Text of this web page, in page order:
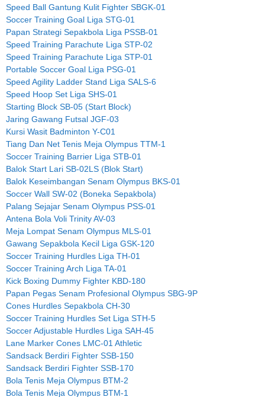
Speed Ball Gantung Kulit Fighter SBGK-01
Soccer Training Goal Liga STG-01
Papan Strategi Sepakbola Liga PSSB-01
Speed Training Parachute Liga STP-02
Speed Training Parachute Liga STP-01
Portable Soccer Goal Liga PSG-01
Speed Agility Ladder Stand Liga SALS-6
Speed Hoop Set Liga SHS-01
Starting Block SB-05 (Start Block)
Jaring Gawang Futsal JGF-03
Kursi Wasit Badminton Y-C01
Tiang Dan Net Tenis Meja Olympus TTM-1
Soccer Training Barrier Liga STB-01
Balok Start Lari SB-02LS (Blok Start)
Balok Keseimbangan Senam Olympus BKS-01
Soccer Wall SW-02 (Boneka Sepakbola)
Palang Sejajar Senam Olympus PSS-01
Antena Bola Voli Trinity AV-03
Meja Lompat Senam Olympus MLS-01
Gawang Sepakbola Kecil Liga GSK-120
Soccer Training Hurdles Liga TH-01
Soccer Training Arch Liga TA-01
Kick Boxing Dummy Fighter KBD-180
Papan Pegas Senam Profesional Olympus SBG-9P
Cones Hurdles Sepakbola CH-30
Soccer Training Hurdles Set Liga STH-5
Soccer Adjustable Hurdles Liga SAH-45
Lane Marker Cones LMC-01 Athletic
Sandsack Berdiri Fighter SSB-150
Sandsack Berdiri Fighter SSB-170
Bola Tenis Meja Olympus BTM-2
Bola Tenis Meja Olympus BTM-1